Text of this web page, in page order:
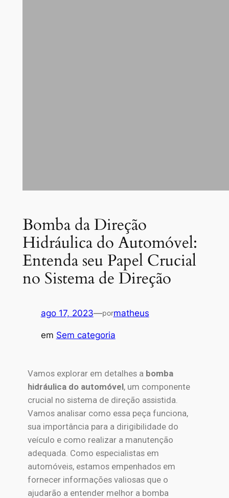
Bomba da Direção
Hidráulica do Automóvel:
Entenda seu Papel Crucial
no Sistema de Direção
ago 17, 2023—pormatheus
em Sem categoria
Vamos explorar em detalhes a bomba
hidráulica do automóvel, um componente
crucial no sistema de direção assistida.
Vamos analisar como essa peça funciona,
sua importância para a dirigibilidade do
veículo e como realizar a manutenção
adequada. Como especialistas em
automóveis, estamos empenhados em
fornecer informações valiosas que o
ajudarão a entender melhor a bomba